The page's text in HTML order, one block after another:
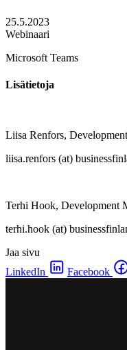
25.5.2023
Webinaari
Microsoft Teams
Lisätietoja
Liisa Renfors,
liisa.renfors (at)
Terhi Hook, Development
terhi.hook (at)
Jaa sivu
LinkedIn
Facebook